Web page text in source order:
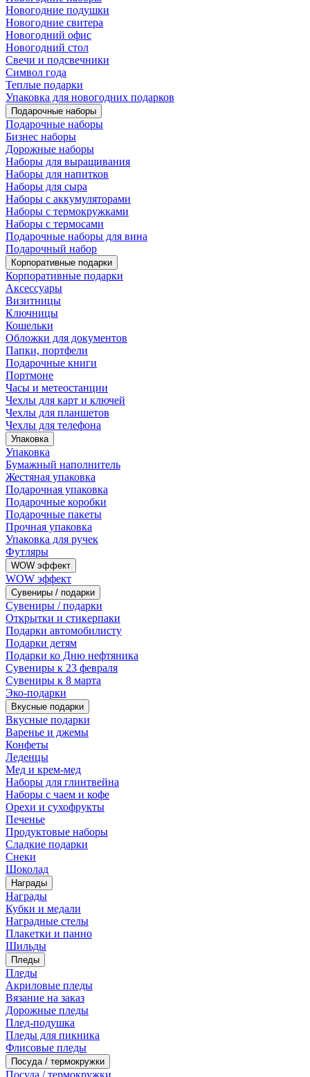
Новогодние подушки
Новогодние свитера
Новогодний офис
Новогодний стол
Свечи и подсвечники
Символ года
Теплые подарки
Упаковка для новогодних подарков
Подарочные наборы
Подарочные наборы
Бизнес наборы
Дорожные наборы
Наборы для выращивания
Наборы для напитков
Наборы для сыра
Наборы с аккумуляторами
Наборы с термокружками
Наборы с термосами
Подарочные наборы для вина
Подарочный набор
Корпоративные подарки
Корпоративные подарки
Аксессуары
Визитницы
Ключницы
Кошельки
Обложки для документов
Папки, портфели
Подарочные книги
Портмоне
Часы и метеостанции
Чехлы для карт и ключей
Чехлы для планшетов
Чехлы для телефона
Упаковка
Упаковка
Бумажный наполнитель
Жестяная упаковка
Подарочная упаковка
Подарочные коробки
Подарочные пакеты
Прочная упаковка
Упаковка для ручек
Футляры
WOW эффект
WOW эффект
Сувениры / подарки
Сувениры / подарки
Открытки и стикерпаки
Подарки автомобилисту
Подарки детям
Подарки ко Дню нефтяника
Сувениры к 23 февраля
Сувениры к 8 марта
Эко-подарки
Вкусные подарки
Вкусные подарки
Варенье и джемы
Конфеты
Леденцы
Мед и крем-мед
Наборы для глинтвейна
Наборы с чаем и кофе
Орехи и сухофрукты
Печенье
Продуктовые наборы
Сладкие подарки
Снеки
Шоколад
Награды
Награды
Кубки и медали
Наградные стелы
Плакетки и панно
Шильды
Пледы
Пледы
Акриловые пледы
Вязание на заказ
Дорожные пледы
Плед-подушка
Пледы для пикника
Флисовые пледы
Посуда / термокружки
Посуда / термокружки